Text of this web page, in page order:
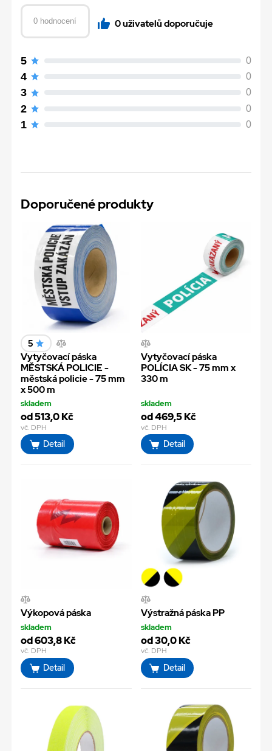
0 hodnocení 0 uživatelů doporučuje
5 0
4 0
3 0
2 0
1 0
Doporučené produkty
5
Vytyčovací páska
MĚSTSKÁ POLICIE -
městská policie - 75 mm
x 500 m
skladem
od 513,0 Kč
vč. DPH
Detail
Vytyčovací páska
POLÍCIA SK - 75 mm x
330 m
skladem
od 469,5 Kč
vč. DPH
Detail
Výkopová páska
skladem
od 603,8 Kč
vč. DPH
Detail
Výstražná páska PP
skladem
od 30,0 Kč
vč. DPH
Detail